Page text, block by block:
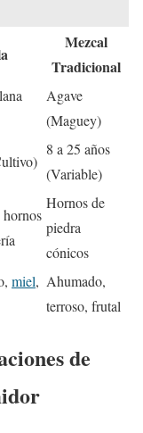
Mezcal
Tradicional
Agave
(Maguey)
8 a 25 años
(Variable)
Hornos de
piedra
cónicos
miel, Ahumado,
terroso, frutal
de